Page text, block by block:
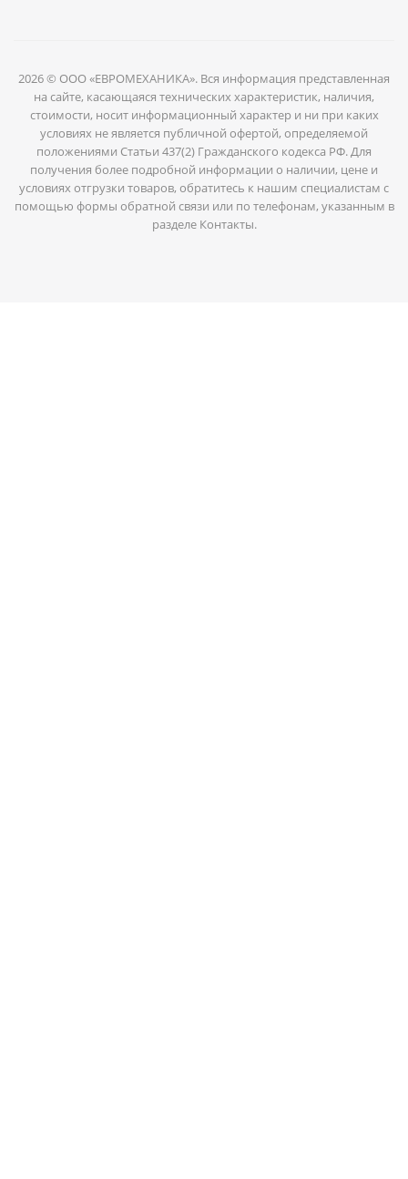
2026 © ООО «ЕВРОМЕХАНИКА». Вся информация представленная
на сайте, касающаяся технических характеристик, наличия,
стоимости, носит информационный характер и ни при каких
условиях не является публичной офертой, определяемой
положениями Статьи 437(2) Гражданского кодекса РФ. Для
получения более подробной информации о наличии, цене и
условиях отгрузки товаров, обратитесь к нашим специалистам с
помощью формы обратной связи или по телефонам, указанным в
разделе Контакты.